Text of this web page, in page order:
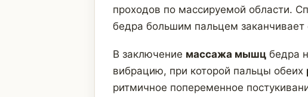
проходов по массируемой области.
бедра большим пальцем
В заключение массажа мышц бедра
вибрацию, при которой пальцы обеих
ритмичное попеременное